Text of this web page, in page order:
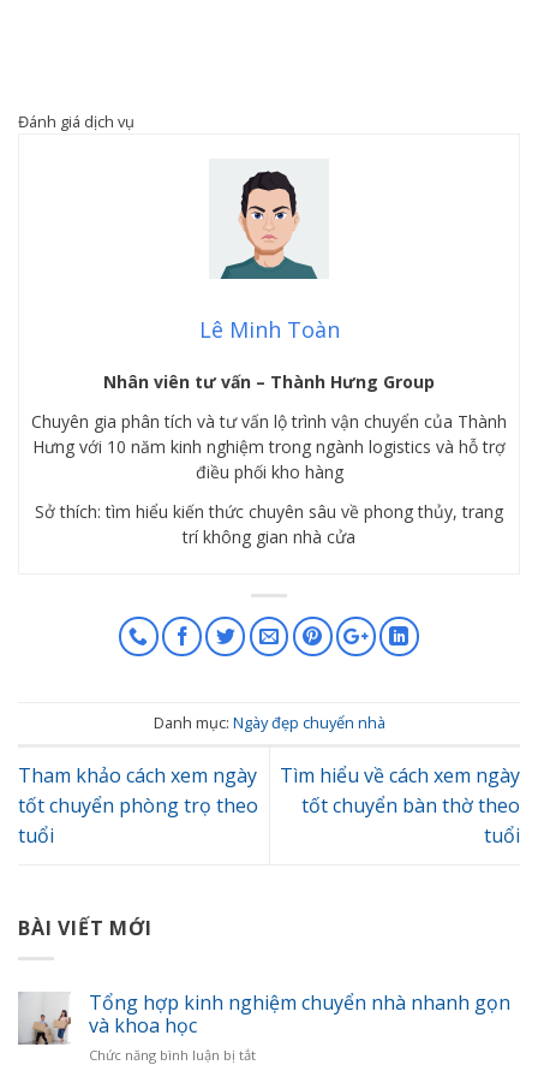
Đánh giá dịch vụ
Lê Minh Toàn
Nhân viên tư vấn – Thành Hưng Group
Chuyên gia phân tích và tư vấn lộ trình vận chuyển của Thành
Hưng với 10 năm kinh nghiệm trong ngành logistics và hỗ trợ
điều phối kho hàng
Sở thích: tìm hiểu kiến thức chuyên sâu về phong thủy, trang
trí không gian nhà cửa
Danh mục: Ngày đẹp chuyển nhà
Tham khảo cách xem ngày
tốt chuyển phòng trọ theo
tuổi
Tìm hiểu về cách xem ngày
tốt chuyển bàn thờ theo
tuổi
BÀI VIẾT MỚI
Tổng hợp kinh nghiệm chuyển nhà nhanh gọn
và khoa học
Chức năng bình luận bị tắtở